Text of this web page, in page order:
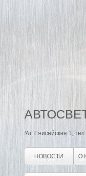
Ул. Енисейская 1,
НОВОСТИ О